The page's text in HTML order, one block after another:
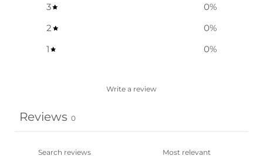
3
0%
2
0%
1
0%
Write a review
Reviews 0